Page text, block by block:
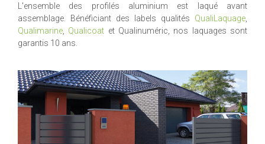
L'ensemble des profilés aluminium est laqué avant
assemblage. Bénéficiant des labels qualités QualiLaquage
Qualimarine
Qualicoat et Qualinuméric, nos laquages sont
garantis 10 ans.